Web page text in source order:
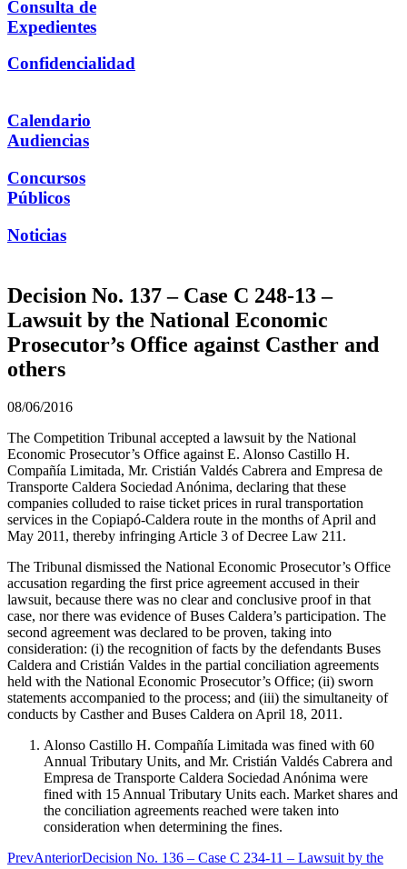
Consulta de
Expedientes
Confidencialidad
Calendario
Audiencias
Concursos
Públicos
Noticias
Decision No. 137 – Case C 248-13 –
Lawsuit by the National Economic
Prosecutor’s Office against Casther and
others
08/06/2016
The Competition Tribunal accepted a lawsuit by the National
Economic Prosecutor’s Office against E. Alonso Castillo H.
Compañía Limitada, Mr. Cristián Valdés Cabrera and Empresa de
Transporte Caldera Sociedad Anónima, declaring that these
companies colluded to raise ticket prices in rural transportation
services in the Copiapó-Caldera route in the months of April and
May 2011, thereby infringing Article 3 of Decree Law 211.
The Tribunal dismissed the National Economic Prosecutor’s Office
accusation regarding the first price agreement accused in their
lawsuit, because there was no clear and conclusive proof in that
case, nor there was evidence of Buses Caldera’s participation. The
second agreement was declared to be proven, taking into
consideration: (i) the recognition of facts by the defendants Buses
Caldera and Cristián Valdes in the partial conciliation agreements
held with the National Economic Prosecutor’s Office; (ii) sworn
statements accompanied to the process; and (iii) the simultaneity of
conducts by Casther and Buses Caldera on April 18, 2011.
Alonso Castillo H. Compañía Limitada was fined with 60
Annual Tributary Units, and Mr. Cristián Valdés Cabrera and
Empresa de Transporte Caldera Sociedad Anónima were
fined with 15 Annual Tributary Units each. Market shares and
the conciliation agreements reached were taken into
consideration when determining the fines.
PrevAnteriorDecision No. 136 – Case C 234-11 – Lawsuit by the